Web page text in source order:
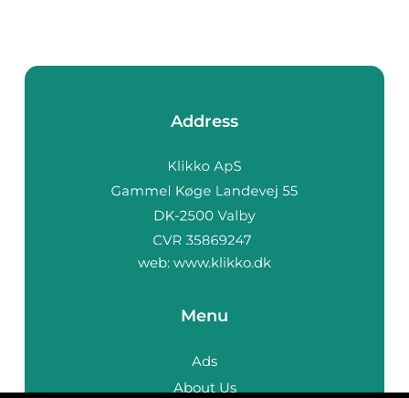
Address
web: www.klikko.dk
Menu
Ads
About Us